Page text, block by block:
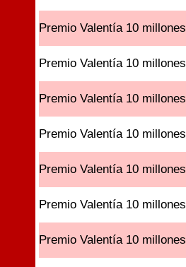
Premio Valentía 10 millones
Premio Valentía 10 millones
Premio Valentía 10 millones
Premio Valentía 10 millones
Premio Valentía 10 millones
Premio Valentía 10 millones
Premio Valentía 10 millones